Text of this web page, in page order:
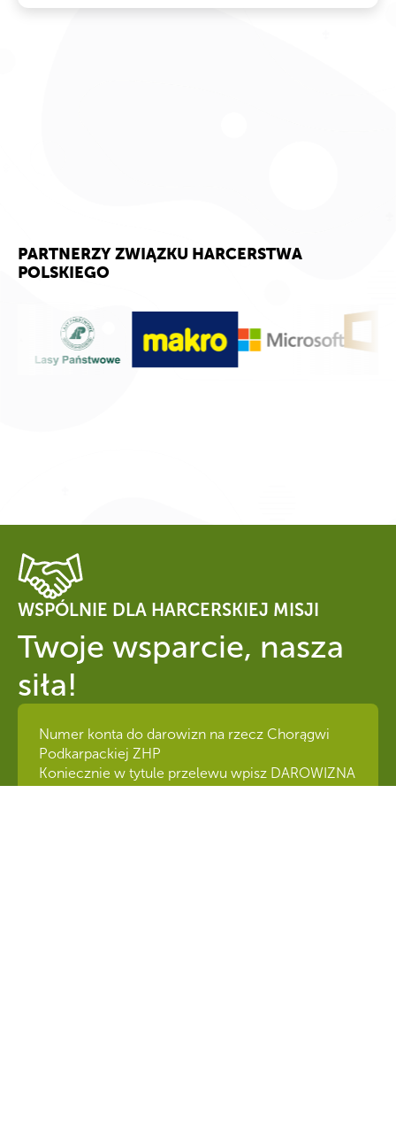
PARTNERZY ZWIĄZKU HARCERSTWA
POLSKIEGO
WSPÓLNIE DLA HARCERSKIEJ MISJI
Twoje wsparcie, nasza
siła!
Numer konta do darowizn na rzecz Chorągwi
Podkarpackiej ZHP
Koniecznie w tytule przelewu wpisz DAROWIZNA
50 1240 2614 1111 0010 6174